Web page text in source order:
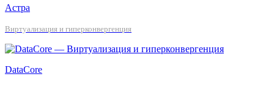
Астра
Виртуализация и гиперконвергенция
DataCore